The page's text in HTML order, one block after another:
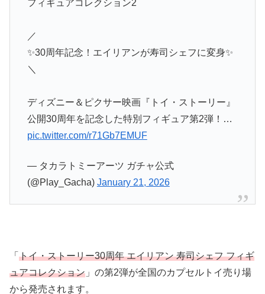
フィギュアコレクション2
／
✨30周年記念！エイリアンが寿司シェフに変身✨
＼
ディズニー＆ピクサー映画『トイ・ストーリー』
公開30周年を記念した特別フィギュア第2弾！…
pic.twitter.com/r71Gb7EMUF
— タカラトミーアーツ ガチャ公式
(@Play_Gacha) January 21, 2026
「 トイ・ストーリー30周年 エイリアン 寿司シェフ フィギ
ュアコレクション 」の第2弾が全国のカプセルトイ売り場
から発売されます。